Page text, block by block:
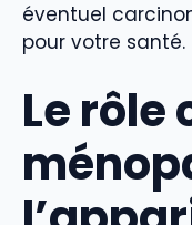
éventuel
pour votre santé.
Le rôle